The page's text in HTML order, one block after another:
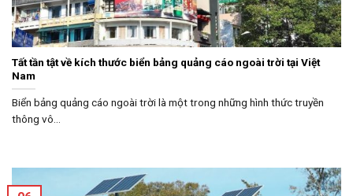
Tất tần tật về kích thước biển bảng quảng cáo ngoài trời tại Việt
Nam
Biển bảng quảng cáo ngoài trời là một trong những hình thức truyền
thông vô...